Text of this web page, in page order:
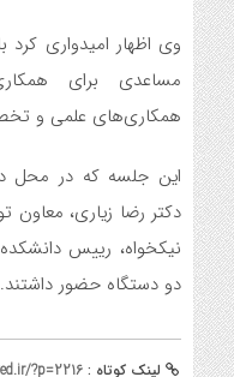
وی اظهار امیدواری کرد
مساعدی برای
همکاری‌های علمی و
این جلسه که در محل
دکتر رضا زیاری، معاون
نیکخواه، رییس
دو دستگاه حضور داشتند.
لینک کوتاه : ?p=2216